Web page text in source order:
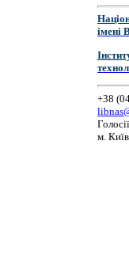
імені
+38
м.